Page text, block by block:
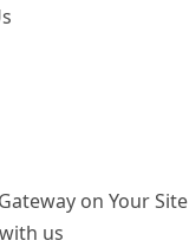
on Your Site
us